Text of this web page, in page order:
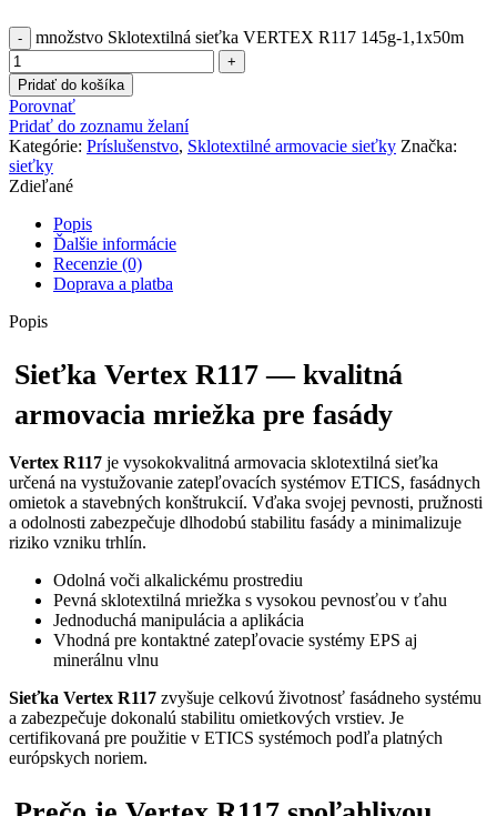
množstvo Sklotextilná sieťka VERTEX R117 145g-1,1x50m
Pridať do košíka
Porovnať
Pridať do zoznamu želaní
Kategórie: Príslušenstvo, Sklotextilné armovacie sieťky Značka:
sieťky
Zdieľané
Popis
Ďalšie informácie
Recenzie (0)
Doprava a platba
Popis
Sieťka Vertex R117 — kvalitná
armovacia mriežka pre fasády
Vertex R117 je vysokokvalitná armovacia sklotextilná sieťka
určená na vystužovanie zatepľovacích systémov ETICS, fasádnych
omietok a stavebných konštrukcií. Vďaka svojej pevnosti, pružnosti
a odolnosti zabezpečuje dlhodobú stabilitu fasády a minimalizuje
riziko vzniku trhlín.
Odolná voči alkalickému prostrediu
Pevná sklotextilná mriežka s vysokou pevnosťou v ťahu
Jednoduchá manipulácia a aplikácia
Vhodná pre kontaktné zatepľovacie systémy EPS aj
minerálnu vlnu
Sieťka Vertex R117 zvyšuje celkovú životnosť fasádneho systému
a zabezpečuje dokonalú stabilitu omietkových vrstiev. Je
certifikovaná pre použitie v ETICS systémoch podľa platných
európskych noriem.